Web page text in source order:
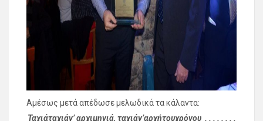
Αμέσως μετά απέδωσε μελωδικά τα κάλαντα:
Ταχιάταχιάν’ αρχιμηνιά, ταχιάν’αρχήτουχρόνου. . . . . . . .